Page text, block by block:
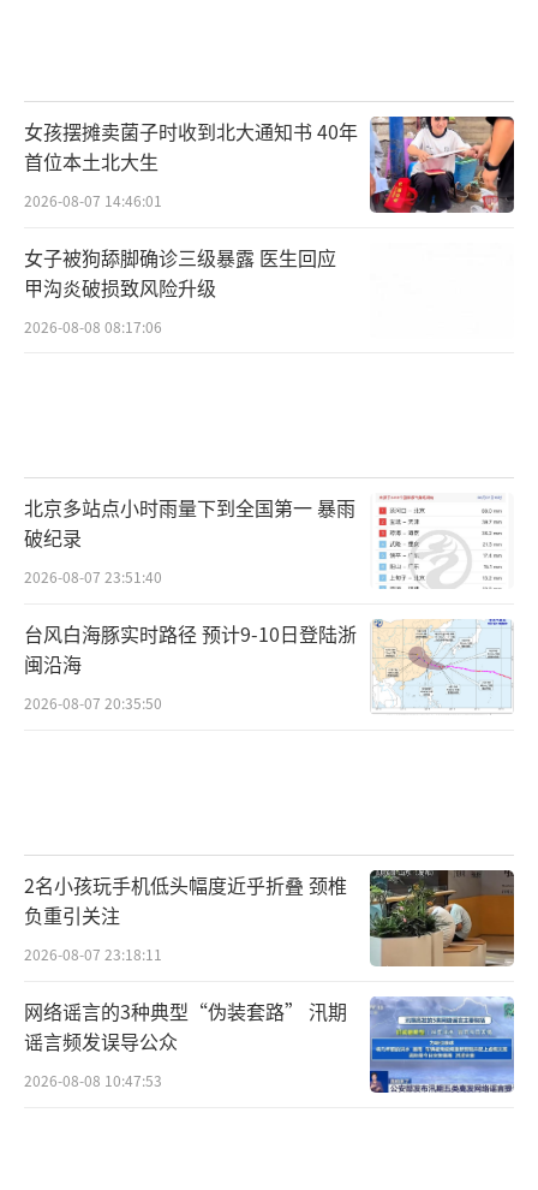
女孩摆摊卖菌子时收到北大通知书 40年
首位本土北大生
2026-08-07 14:46:01
女子被狗舔脚确诊三级暴露 医生回应
甲沟炎破损致风险升级
2026-08-08 08:17:06
北京多站点小时雨量下到全国第一 暴雨
破纪录
2026-08-07 23:51:40
台风白海豚实时路径 预计9-10日登陆浙
闽沿海
2026-08-07 20:35:50
2名小孩玩手机低头幅度近乎折叠 颈椎
负重引关注
2026-08-07 23:18:11
网络谣言的3种典型“伪装套路” 汛期
谣言频发误导公众
2026-08-08 10:47:53